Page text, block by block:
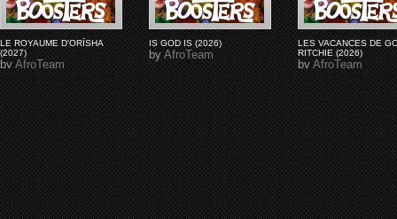
LE ROYAUME D'ORÏSHA
(2027)
byAfroTeam
IS GOD IS (2026)
byAfroTeam
LES VACANCES DE
RITCHIE (2026)
byAfroTeam